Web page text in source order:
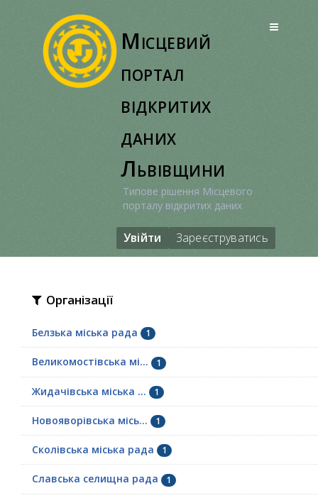
Місцевий
портал
відкритих
даних
Львівщини
Типове рішення Місцевого
порталу відкритих даних
Увійти Зареєструватись
Організації
Белзька міська рада 1
Великомостівська мі... 1
Жидачівська міська ... 1
Новояворівська місь... 1
Сколівська міська рада 1
Славська селищна рада 1